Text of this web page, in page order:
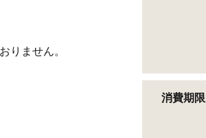
りません。
消費期限